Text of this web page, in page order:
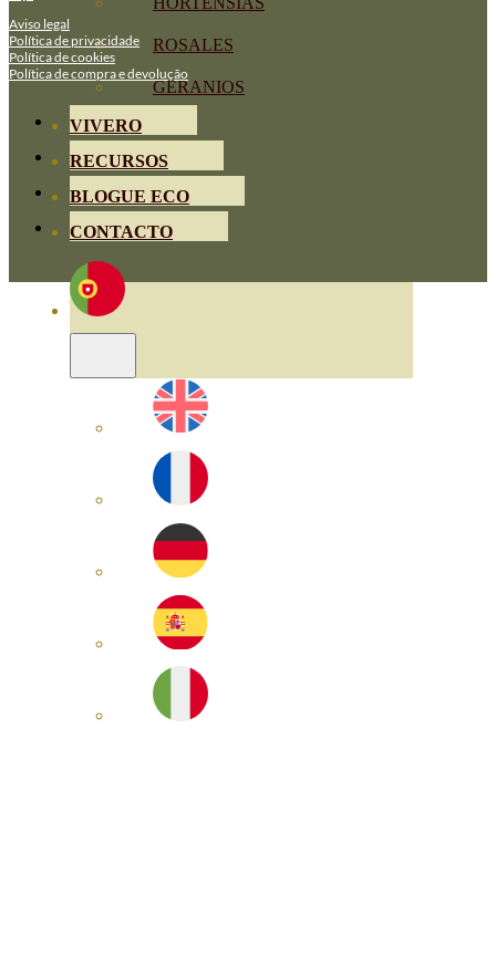
ROSALES
GERANIOS
VIVERO
RECURSOS
BLOGUE ECO
CONTACTO
Aviso legal
Política de privacidade
Política de cookies
Política de compra e devolução